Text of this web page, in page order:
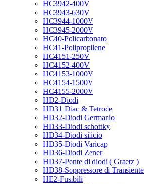
HC3942-400V
HC3943-630V
HC3944-1000V
HC3945-2000V
HC40-Policarbonato
HC41-Polipropilene
HC4151-250V
HC4152-400V
HC4153-1000V
HC4154-1500V
HC4155-2000V
HD2-Diodi
HD31-Diac & Tetrode
HD32-Diodi Germanio
HD33-Diodi schottky
HD34-Diodi silicio
HD35-Diodi Varicap
HD36-Diodi Zener
HD37-Ponte di diodi ( Graetz )
HD38-Soppressore di Transiente
HE2-Fusibili